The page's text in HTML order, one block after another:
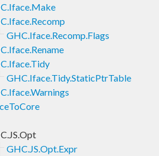
GHC.Iface.Recomp.Flags
GHC.Iface.Tidy.StaticPtrTable
GHC.JS.Opt.Expr